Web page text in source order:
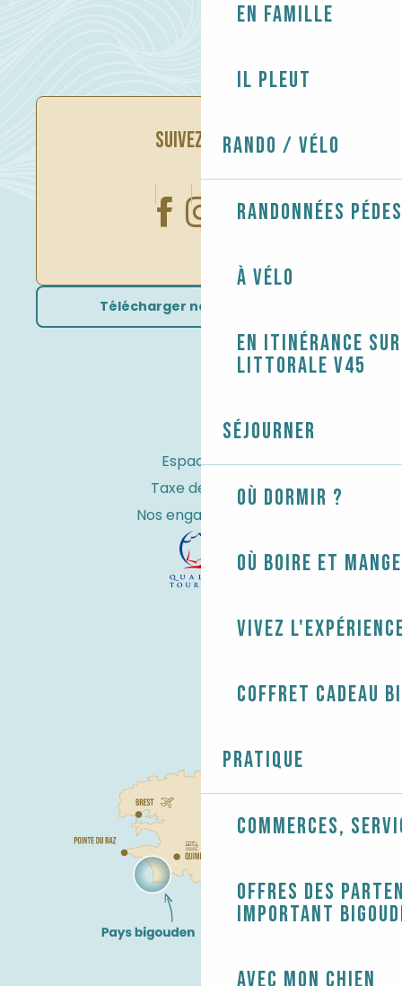
En famille
Il pleut
Rando / Vélo
Randonnées
À vélo
En itinérance
littorale V45
Séjourner
Où dormir ?
Où boire et
Vivez
Coffret cadeau
Pratique
Commerces,
Offres des
Important
Avec mon chien
SUIVEZ-NOUS
Télécharger nos brochures
Espace Pro
Taxe de séjour
Nos engagements